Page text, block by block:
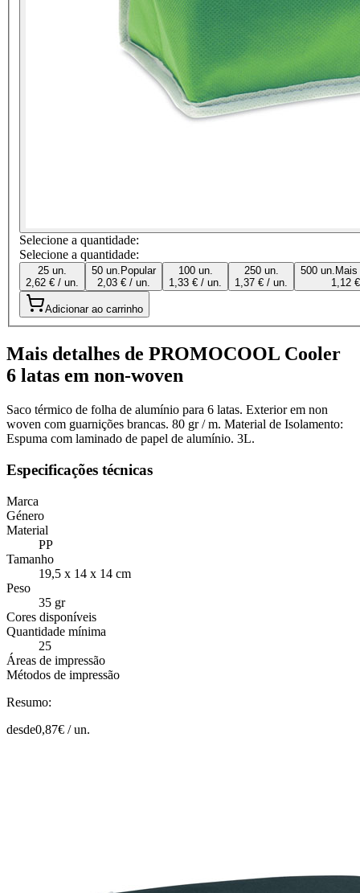
Selecione a quantidade:
Selecione a quantidade:
25 un.
2,62 € / un.
50 un. Popular
2,03 € / un.
100 un.
1,33 € / un.
250 un.
1,37 € / un.
500 un.
1,12
Adicionar ao carrinho
Mais detalhes de PROMOCOOL Cooler
6 latas em non-woven
Saco térmico de folha de alumínio para 6 latas. Exterior em non
woven com guarnições brancas. 80 gr / m. Material de Isolamento:
Espuma com laminado de papel de alumínio. 3L.
Especificações técnicas
Marca
Género
Material
PP
Tamanho
19,5 x 14 x 14 cm
Peso
35 gr
Cores disponíveis
Quantidade mínima
25
Áreas de impressão
Métodos de impressão
Resumo:
desde0,87€ /un.